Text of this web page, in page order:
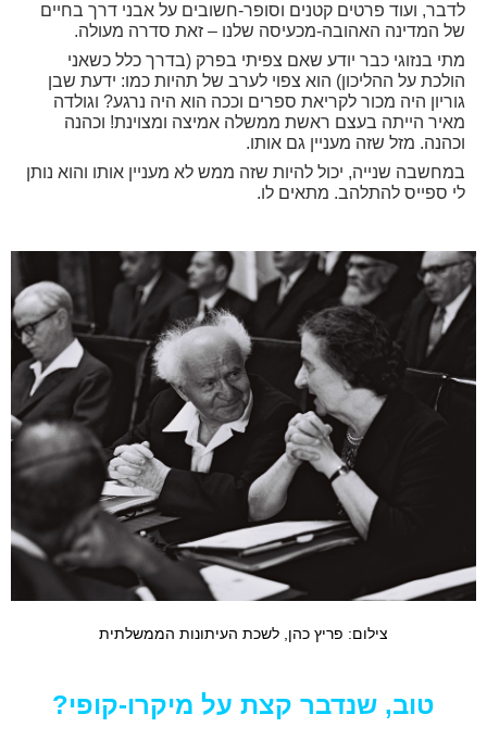
לדבר, ועוד פרטים קטנים וסופר-חשובים על אבני דרך בחיים
של המדינה האהובה-מכעיסה שלנו – זאת סדרה מעולה.
מתי בנזוגי כבר יודע שאם צפיתי בפרק (בדרך כלל כשאני
הולכת על ההליכון) הוא צפוי לערב של תהיות כמו: ידעת שבן
גוריון היה מכור לקריאת ספרים וככה הוא היה נרגע? וגולדה
מאיר הייתה בעצם ראשת ממשלה אמיצה ומצוינת! וכהנה
וכהנה. מזל שזה מעניין גם אותו.
במחשבה שנייה, יכול להיות שזה ממש לא מעניין אותו והוא נותן
לי ספייס להתלהב. מתאים לו.
צילום: פריץ כהן, לשכת העיתונות הממשלתית
טוב, שנדבר קצת על מיקרו-קופי?